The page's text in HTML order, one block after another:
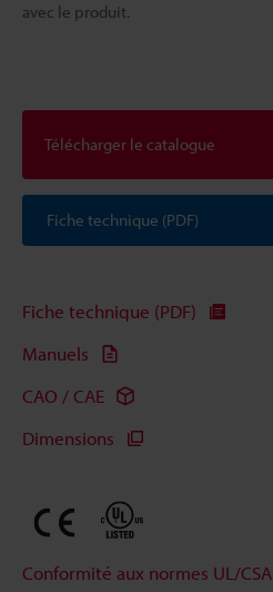
avec le produit.
Télécharger le catalogue
Fiche technique (PDF)
Fiche technique (PDF)
Manuels
CAO / CAE
Dimensions
Conformité aux normes UL/CSA